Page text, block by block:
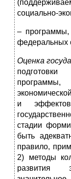
социально-
– программы,
федеральных
Оценка
и
стадии
быть
правило,
2) методы
развития